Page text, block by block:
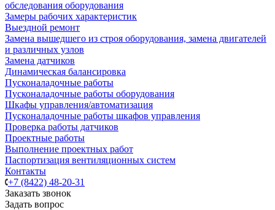
обследования оборудования
Замеры рабочих характеристик
Выездной ремонт
Замена вышедшего из строя оборудования, замена двигателей
и различных узлов
Замена датчиков
Динамическая балансировка
Пусконаладочные работы
Пусконаладочные работы оборудования
Шкафы управления/автоматизация
Пусконаладочные работы шкафов управления
Проверка работы датчиков
Проектные работы
Выполнение проектных работ
Паспортизация вентиляционных систем
Контакты
+7 (8422) 48-20-31
Заказать звонок
Задать вопрос